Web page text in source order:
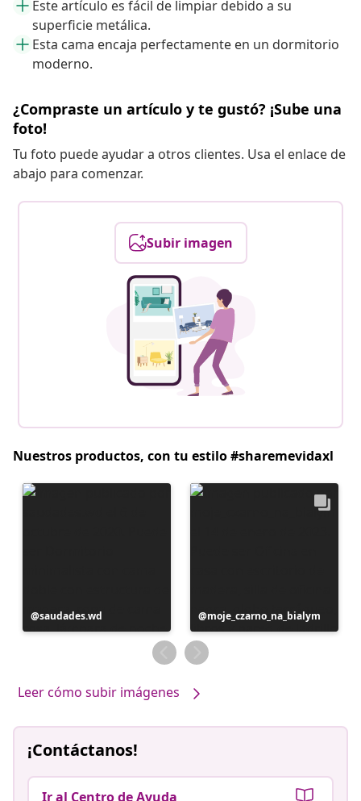
Este artículo es fácil de limpiar debido a su
superficie metálica.
Esta cama encaja perfectamente en un dormitorio
moderno.
¿Compraste un artículo y te gustó? ¡Sube una
foto!
Tu foto puede ayudar a otros clientes. Usa el enlace de
abajo para comenzar.
Subir imagen
Nuestros productos, con tu estilo #sharemevidaxl
Publicación
realizada
saudades.wd
Publicación
realizada
por
moje_czarno_na_bialym
Leer cómo subir imágenes
¡Contáctanos!
Ir al Centro de Ayuda